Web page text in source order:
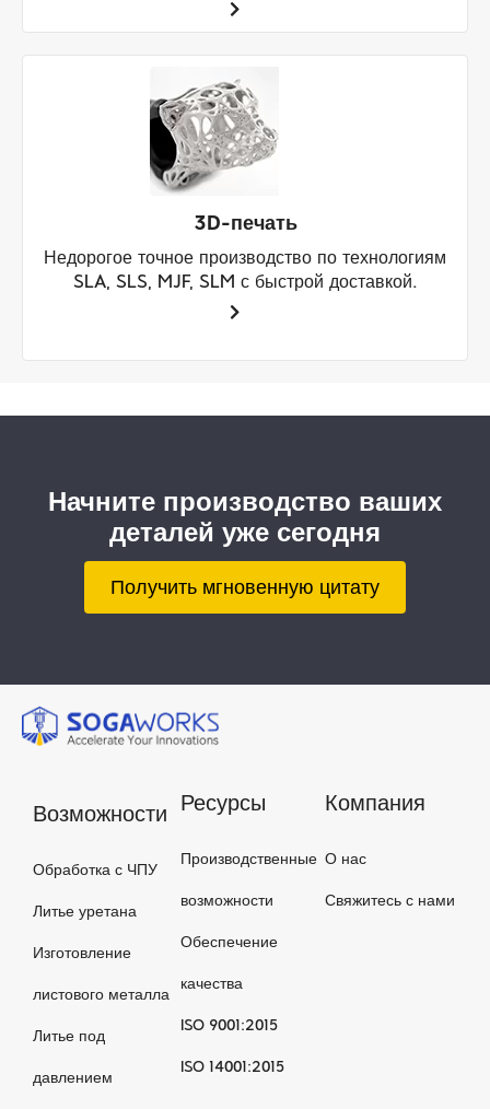
3D-печать
Недорогое точное производство по технологиям
SLA, SLS, MJF, SLM с быстрой доставкой.
Начните производство ваших
деталей уже сегодня
Получить мгновенную цитату
Возможности
Обработка с ЧПУ
Литье уретана
Изготовление
листового металла
Литье под
давлением
Ресурсы
Производственные
возможности
Обеспечение
качества
ISO 9001:2015
ISO 14001:2015
Компания
О нас
Свяжитесь с нами